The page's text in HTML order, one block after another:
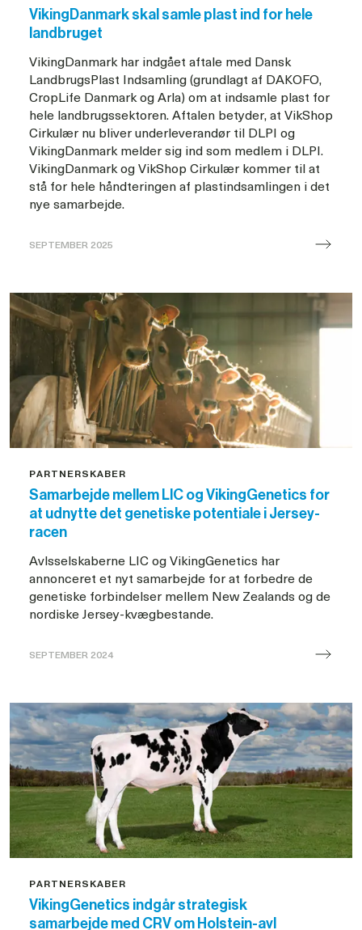
VikingDanmark skal samle plast ind for hele
landbruget
VikingDanmark har indgået aftale med Dansk
LandbrugsPlast Indsamling (grundlagt af DAKOFO,
CropLife Danmark og Arla) om at indsamle plast for
hele landbrugssektoren. Aftalen betyder, at VikShop
Cirkulær nu bliver underleverandør til DLPI og
VikingDanmark melder sig ind som medlem i DLPI.
VikingDanmark og VikShop Cirkulær kommer til at
stå for hele håndteringen af plastindsamlingen i det
nye samarbejde.
SEPTEMBER 2025
skal
samle
ind
for
hele
landbruget
PARTNERSKABER
Samarbejde mellem LIC og VikingGenetics for
at udnytte det genetiske potentiale i Jersey-
racen
Avlsselskaberne LIC og VikingGenetics har
annonceret et nyt samarbejde for at forbedre de
genetiske forbindelser mellem New Zealands og de
nordiske Jersey-kvægbestande.
SEPTEMBER 2024
mellem
LIC
og
VikingGenetics
PARTNERSKABER
VikingGenetics indgår strategisk
samarbejde med CRV om Holstein-avl